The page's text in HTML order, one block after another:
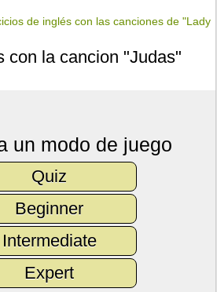
de inglés con las canciones de "Lady
con la cancion "Judas"
un modo de juego
Quiz
Beginner
Intermediate
Expert